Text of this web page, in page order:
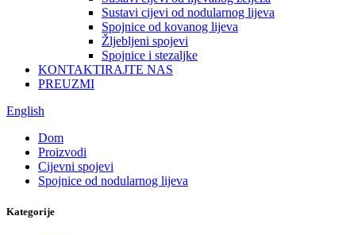
Sustavi cijevi od nodularnog lijeva
Spojnice od kovanog lijeva
Žljebljeni spojevi
Spojnice i stezaljke
KONTAKTIRAJTE NAS
PREUZMI
English
Dom
Proizvodi
Cijevni spojevi
Spojnice od nodularnog lijeva
Kategorije